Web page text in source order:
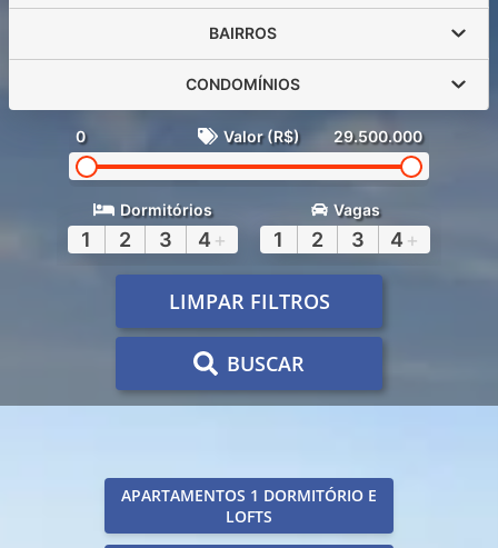
BAIRROS
CONDOMÍNIOS
0 Valor (R$) 29.500.000
Dormitórios
1 2 3 4 +
Vagas
1 2 3 4 +
LIMPAR FILTROS
BUSCAR
APARTAMENTOS 1 DORMITÓRIO E
LOFTS